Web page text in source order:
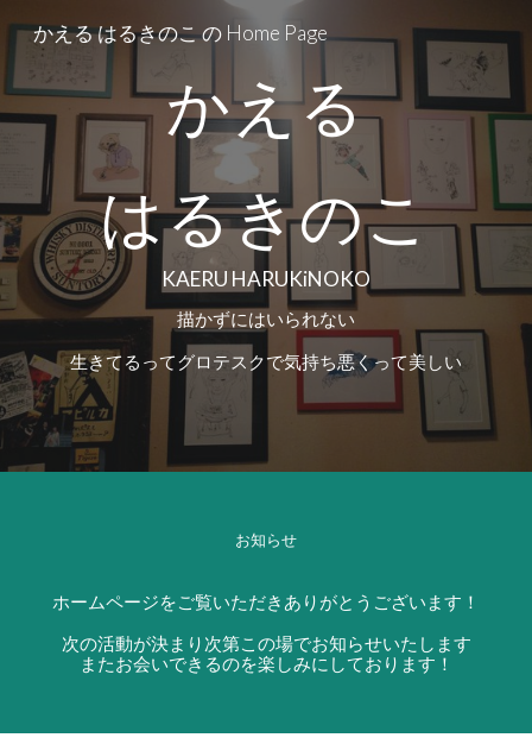
Skip to main content Skip to navigation
かえる はるきのこ の Home Page
かえる
はるきのこ
KAERU HARUKiNOKO
描かずにはいられない
生きてるってグロテスクで気持ち悪くって美しい
お知らせ
ホームページをご覧いただきありがとうございます！
次の活動が決まり次第この場でお知らせいたします
またお会いできるのを楽しみにしております！